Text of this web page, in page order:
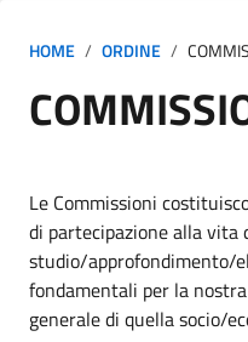
ISCRITTO
PROFESSIONE
AGGIORNAMENTO
HOME ORDINE
Le Commissioni
di partecipazione alla vita
studio/approfondimento/
fondamentali per la
generale di quella socio/